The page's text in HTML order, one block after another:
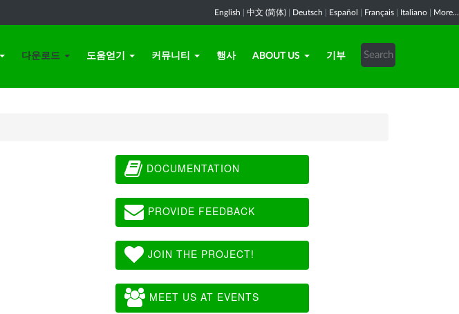
English 中文 (简体) Deutsch Español Français Italiano More...
다운로드 도움얻기 커뮤니티 행사 ABOUT US 기부
DOCUMENTATION
PROVIDE FEEDBACK
JOIN THE PROJECT!
MEET US AT EVENTS